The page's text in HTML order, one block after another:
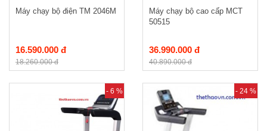
Máy chạy bộ điện TM 2046M
16.590.000 đ
18.260.000 đ
Máy chạy bộ cao cấp MCT
50515
36.990.000 đ
40.890.000 đ
- 6 % - 24 %